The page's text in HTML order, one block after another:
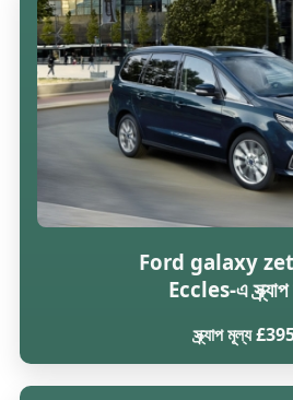
Ford galaxy
Eccles-এ
স্ক্র্যাপ মূল্য